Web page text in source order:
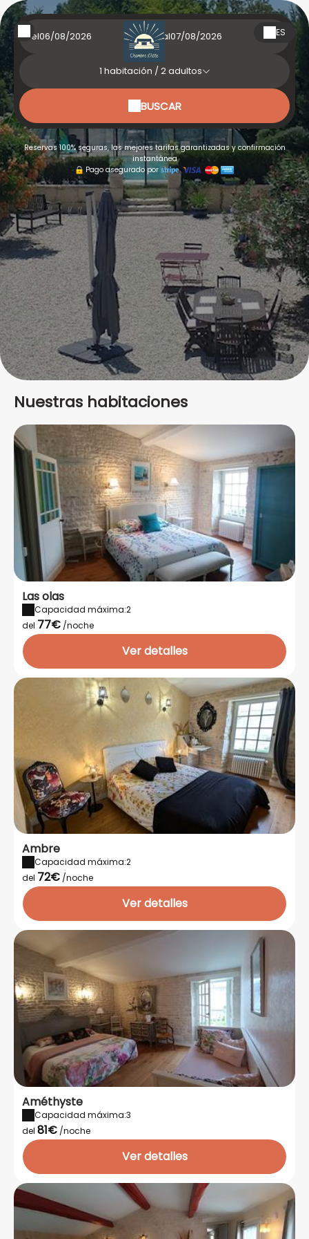
ES
Del al
1 habitación /2adultos
BUSCAR
Reservas 100% seguras, las mejores tarifas garantizadas y confirmación
instantánea
Pago asegurado por
Nuestras habitaciones
Las olas
Capacidad máxima:2
del 77€ /noche
Ver detalles
Ambre
Capacidad máxima:2
del 72€ /noche
Ver detalles
Améthyste
Capacidad máxima:3
del 81€ /noche
Ver detalles